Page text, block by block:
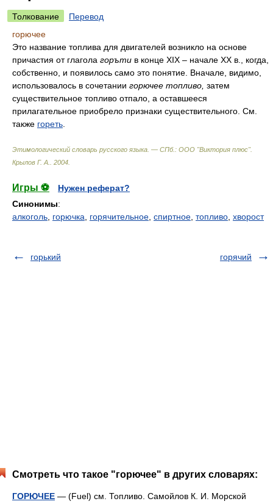
Толкование
Перевод
горючее
Это название топлива для двигателей возникло на основе
причастия от глагола горъти в конце ХIХ – начале XX в., когда,
собственно, и появилось само это понятие. Вначале, видимо,
использовалось в сочетании горючее топливо, затем
существительное топливо отпало, а оставшееся
прилагательное приобрело признаки существительного. См.
также гореть
Этимологический словарь русского языка. — СПб.: ООО "Виктория плюс".
Крылов Г. А.
2004
Игры ⚽
Нужен реферат?
Синонимы:
алкоголь горючка горячительное спиртное топливо хворост
горький горячий
Смотреть что такое "горючее" в других словарях:
ГОРЮЧЕЕ — (Fuel) см. Топливо. Самойлов К. И. Морской